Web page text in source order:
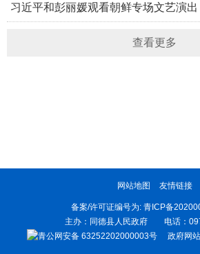
冬虫夏草资源保护管理立法调研座谈会
习近平和彭丽媛观看朝鲜专场文艺演出
查看更多
网站地图 友情链接
备案/许可证编号为: 青ICP备
主办：同德县人民政府 电话：
青公网安备 63252202000003号 政府网站